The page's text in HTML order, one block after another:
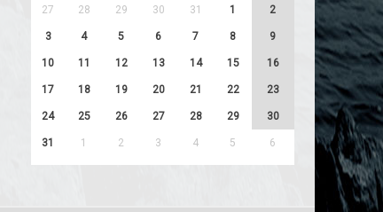
27 28 29 30 31 1 2
3 4 5 6 7 8 9
10 11 12 13 14 15 16
17 18 19 20 21 22 23
24 25 26 27 28 29 30
31 1 2 3 4 5 6